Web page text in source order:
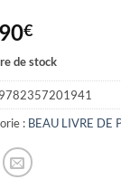
€
de stock
9782357201941
: BEAU LIVRE DE